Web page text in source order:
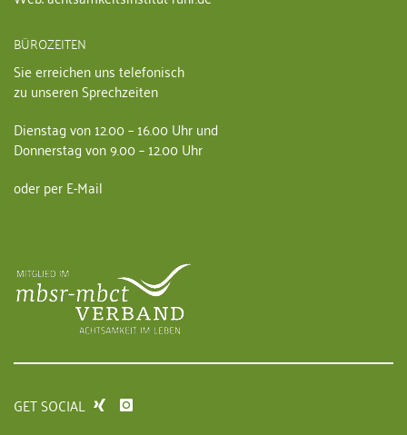
BÜROZEITEN
Sie erreichen uns telefonisch
zu unseren Sprechzeiten
Dienstag von 12.00 – 16.00 Uhr und
Donnerstag von 9.00 – 12.00 Uhr
oder per E-Mail
GET SOCIAL